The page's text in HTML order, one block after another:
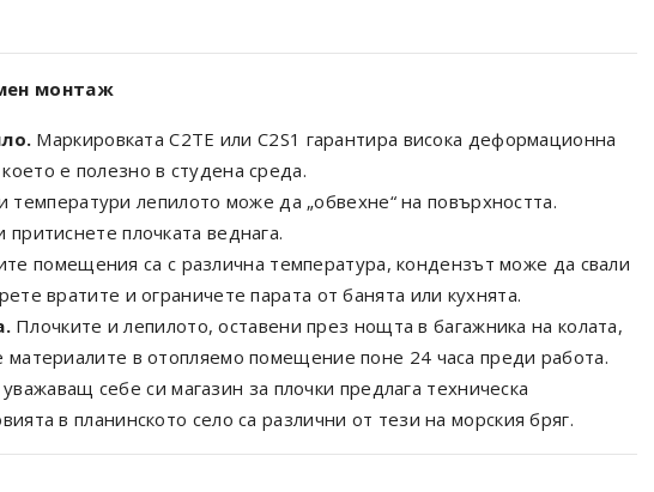
монтаж
Маркировката C2TE или C2S1 гарантира висока деформационна
е полезно в студена среда.
температури лепилото може да „обвехне“ на повърхността.
плочката веднага.
помещения са с различна температура, кондензът може да свали
вратите и ограничете парата от банята или кухнята.
Плочките и лепилото, оставени през нощта в багажника на колата,
материалите в отопляемо помещение поне 24 часа преди работа.
себе си магазин за плочки предлага техническа
в планинското село са различни от тези на морския бряг.